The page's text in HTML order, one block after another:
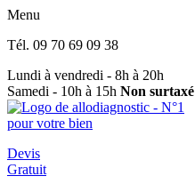
Menu
Tél. 09 70 69 09 38
Lundi à vendredi - 8h à 20h
Samedi - 10h à 15h Non surtaxé
Devis
Gratuit